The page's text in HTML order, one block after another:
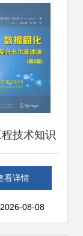
核技能
技术知识
孔夫子到计
的探寻到
看详情
08-08